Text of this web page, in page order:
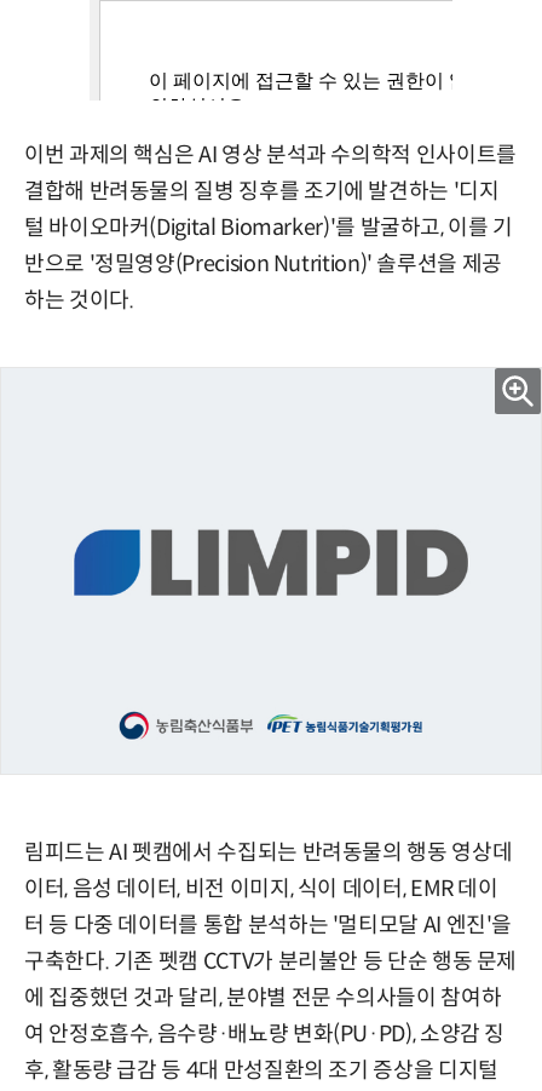
이번 과제의 핵심은 AI 영상 분석과 수의학적 인사이트를
결합해 반려동물의 질병 징후를 조기에 발견하는 '디지
털 바이오마커(Digital Biomarker)'를 발굴하고, 이를 기
반으로 '정밀영양(Precision Nutrition)' 솔루션을 제공
하는 것이다.
림피드는 AI 펫캠에서 수집되는 반려동물의 행동 영상데
이터, 음성 데이터, 비전 이미지, 식이 데이터, EMR 데이
터 등 다중 데이터를 통합 분석하는 '멀티모달 AI 엔진'을
구축한다. 기존 펫캠 CCTV가 분리불안 등 단순 행동 문제
에 집중했던 것과 달리, 분야별 전문 수의사들이 참여하
여 안정호흡수, 음수량·배뇨량 변화(PU·PD), 소양감 징
후, 활동량 급감 등 4대 만성질환의 조기 증상을 디지털